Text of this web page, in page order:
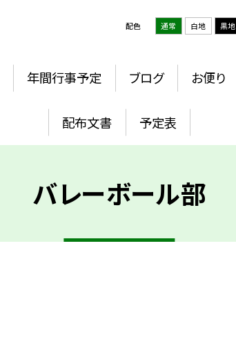
配色 通常 白地 黒地
年間行事予定 ブログ お便り
配布文書 予定表
バレーボール部